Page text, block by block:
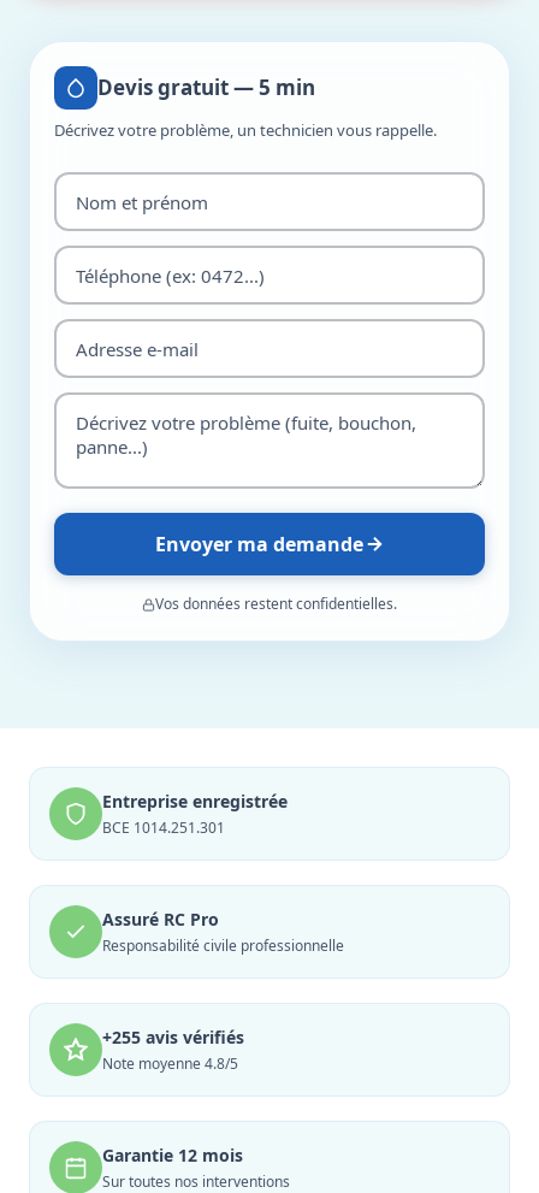
Devis gratuit — 5 min
Décrivez votre problème, un technicien vous rappelle.
Envoyer ma demande
Vos données restent confidentielles.
Entreprise enregistrée
BCE 1014.251.301
Assuré RC Pro
Responsabilité civile professionnelle
+255 avis vérifiés
Note moyenne 4.8/5
Garantie 12 mois
Sur toutes nos interventions